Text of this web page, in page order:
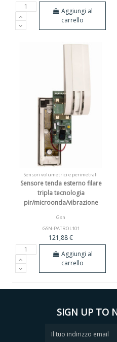
Aggiungi al
carrello
Sensori volumetrici e perimetrali
Sensore tenda esterno filare
tripla tecnologia
pir/microonda/vibrazione
Gsn
GSN-PATROL101
121,88 €
Aggiungi al
carrello
SIGN UP TO